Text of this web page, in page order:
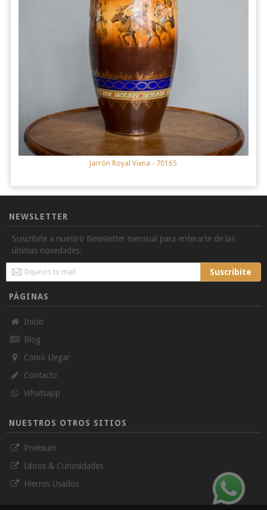
Jarrón Royal Viena - 70165
NEWSLETTER
Suscribite a nuestro Newsletter mensual para enterarte de las
últimas novedades.
Sign
Up
for
Suscribite
PÁGINAS
Inicio
Blog
Como Llegar
Contacto
Whatsapp
NUESTROS OTROS SITIOS
Premium
Libros & Curiosidades
Hierros Usados